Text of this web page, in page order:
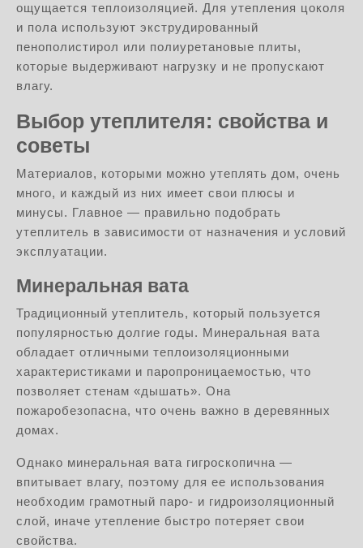
ощущается теплоизоляцией. Для утепления цоколя
и пола используют экструдированный
пенополистирол или полиуретановые плиты,
которые выдерживают нагрузку и не пропускают
влагу.
Выбор утеплителя: свойства и
советы
Материалов, которыми можно утеплять дом, очень
много, и каждый из них имеет свои плюсы и
минусы. Главное — правильно подобрать
утеплитель в зависимости от назначения и условий
эксплуатации.
Минеральная вата
Традиционный утеплитель, который пользуется
популярностью долгие годы. Минеральная вата
обладает отличными теплоизоляционными
характеристиками и паропроницаемостью, что
позволяет стенам «дышать». Она
пожаробезопасна, что очень важно в деревянных
домах.
Однако минеральная вата гигроскопична —
впитывает влагу, поэтому для ее использования
необходим грамотный паро- и гидроизоляционный
слой, иначе утепление быстро потеряет свои
свойства.